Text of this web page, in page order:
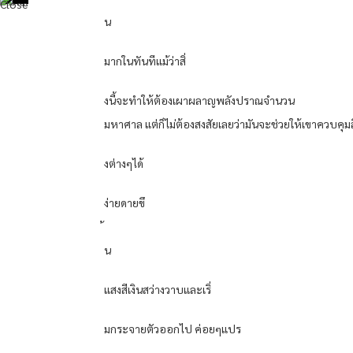
น
มากในทันทีแม้ว่าสิ่
งนี้จะทําให้ต้องเผาผลาญพลังปราณจํานวน
มหาศาล แต่ก็ไม่ต้องสงสัยเลยว่ามันจะช่วยให้เขาควบคุ
งต่างๆได้
ง่ายดายขึ
น
แสงสีเงินสว่างวาบและเริ่
มกระจายตัวออกไป ค่อยๆแปร